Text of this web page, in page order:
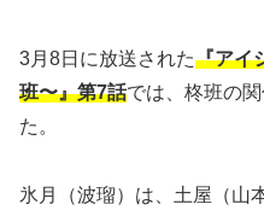
3月8日に放送された『アイ
班〜』第7話では、柊班の
た。
氷月（波瑠）は、土屋（山